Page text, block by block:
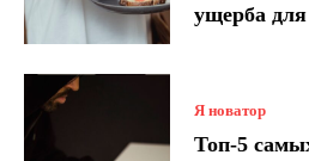
ущерба
Я новатор
Топ-5